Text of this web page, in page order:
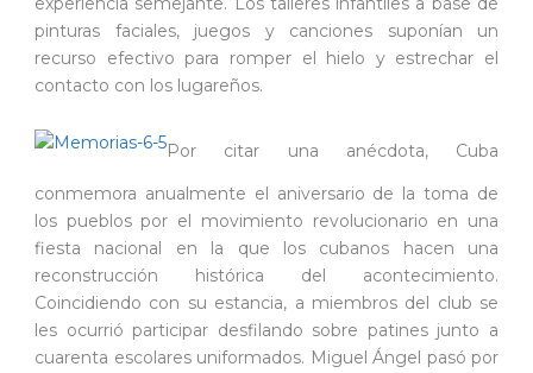
pinturas faciales, juegos y canciones suponían un
recurso efectivo para romper el hielo y estrechar el
contacto con los lugareños.
Por citar una anécdota, Cuba
conmemora anualmente el aniversario de la toma de
los pueblos por el movimiento revolucionario en una
fiesta nacional en la que los cubanos hacen una
reconstrucción histórica del acontecimiento.
Coincidiendo con su estancia, a miembros del club se
les ocurrió participar desfilando sobre patines junto a
cuarenta escolares uniformados. Miguel Ángel pasó por